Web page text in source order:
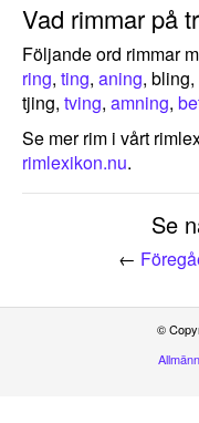
Vad rimmar på
Följande ord rimmar
ring, ting, aning,
tjing, tving, amning,
Se mer rim i vårt
rimlexikon.nu.
Se
←
©